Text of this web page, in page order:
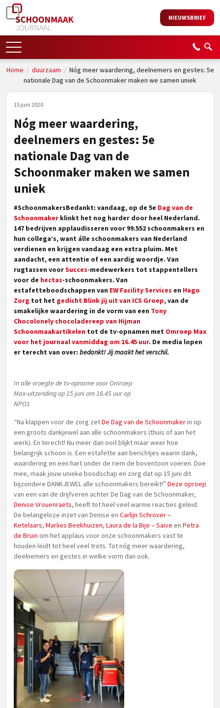
NIEUWSBRIEF
Home / duurzaam / Nóg meer waardering, deelnemers en gestes: 5e
nationale Dag van de Schoonmaker maken we samen uniek
15 juni 2020
Nóg meer waardering,
deelnemers en gestes: 5e
nationale Dag van de
Schoonmaker maken we samen
uniek
#SchoonmakersBedankt: vandaag, op de 5e Dag van de
Schoonmaker klinkt het nog harder door heel Nederland.
147 bedrijven applaudisseren voor 99.552 schoonmakers en
hun collega’s, want álle schoonmakers van Nederland
verdienen en krijgen vandaag een extra pluim. Met
aandacht, een attentie of een aardig woordje. Van
rugtassen voorSucces-medewerkers tot stappentellers
voor de hectas-schoonmakers. Van
estafetteboodschappen van EW Facility Services en Hago
Zorg tot het gedicht Blink jij uit van ICS Groep, van de
smakelijke waardering in de vorm van een Tony
Chocolonely chocoladereep van Hijman
Schoonmaakartikelen tot de tv-opnamen met Omroep Max
voor het journaal vanmiddag om 16.45 uur. De media lopen
er terecht van over: bedankt! Jij maakt het verschil.
In alle vroegte de tv-opname voor Omroep
Max-uitzending op 15 juni om 16.45 uur op
NPO1
“Na klappen voor de zorg zetDe Dag van de Schoonmakerin op
een groots dankjewel aan alle schoonmakers (thuis of aan het
werk). En terecht! Nu meer dan ooit blijkt maar weer hoe
belangrijk schoon is. Een estafette aan berichtjes waarin dank,
waardering en een hart onder de riem de boventoon voeren. Doe
mee, maak jouw unieke boodschap en zorg dat op 15 juni dit
bijzondere DANKJEWEL alle schoonmakers bereikt!” Deze oproep
van een van de drijfveren achter De Dag van de Schoonmaker,
Denise Vrouenraets, heeft tot heel veel warme reacties geleid.
De belangeloze inzet van Denise en Carlijn Schrover –
Ketelaars, Marlies Beekhuizen, Laura de la Bije – Saive en Petra
de Bruin om het applaus voor onze schoonmakers vast te
houden leidt tot heel veel trots. Tot nóg meer waardering,
deelnemers en gestes in welke vorm dan ook.